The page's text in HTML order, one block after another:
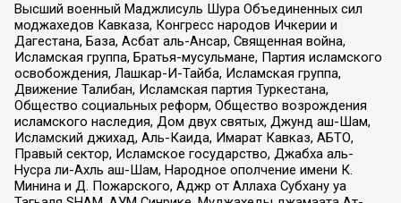
Высший военный Маджлисуль Шура Объединенных сил
моджахедов Кавказа, Конгресс народов Ичкерии и
Дагестана, База, Асбат аль-Ансар, Священная война,
Исламская группа, Братья-мусульмане, Партия исламского
освобождения, Лашкар-И-Тайба, Исламская группа,
Движение Талибан, Исламская партия Туркестана,
Общество социальных реформ, Общество возрождения
исламского наследия, Дом двух святых, Джунд аш-Шам,
Исламский джихад, Аль-Каида, Имарат Кавказ, АБТО,
Правый сектор, Исламское государство, Джабха аль-
Нусра ли-Ахль аш-Шам, Народное ополчение имени К.
Минина и Д. Пожарского, Аджр от Аллаха Субхану уа